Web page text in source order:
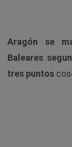
Aragón se
Baleares
tres puntos